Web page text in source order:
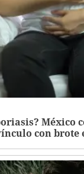
México
con brote